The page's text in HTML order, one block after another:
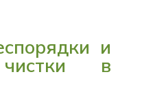
и
чистки в